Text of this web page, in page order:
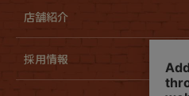
店舗紹介
採用情報